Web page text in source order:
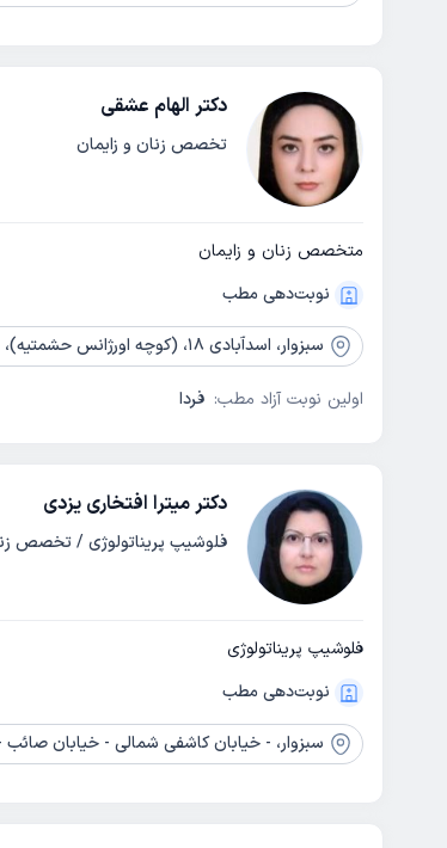
دکتر الهام عشقی
تخصص زنان و زایمان
متخصص زنان و زایمان
نوبت‌دهی مطب
سبزوار، اسدآبادی 18، (کوچه اورژانس حشمتیه)، مجتمع پزشکان مهر، طبقه اول
اولین نوبت آزاد مطب: فردا
دکتر میترا افتخاری یزدی
فلوشیپ پریناتولوژی / تخصص
فلوشیپ پریناتولوژی
نوبت‌دهی مطب
سبزوار، - خیابان کاشفی شمالی - خیابان